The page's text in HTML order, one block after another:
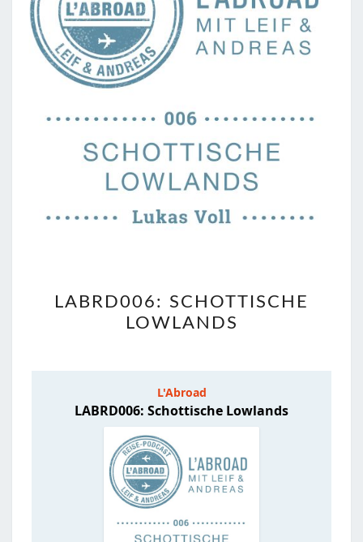
SCHOTTISCHE
LOWLANDS
LABRD006: SCHOTTISCHE
LOWLANDS